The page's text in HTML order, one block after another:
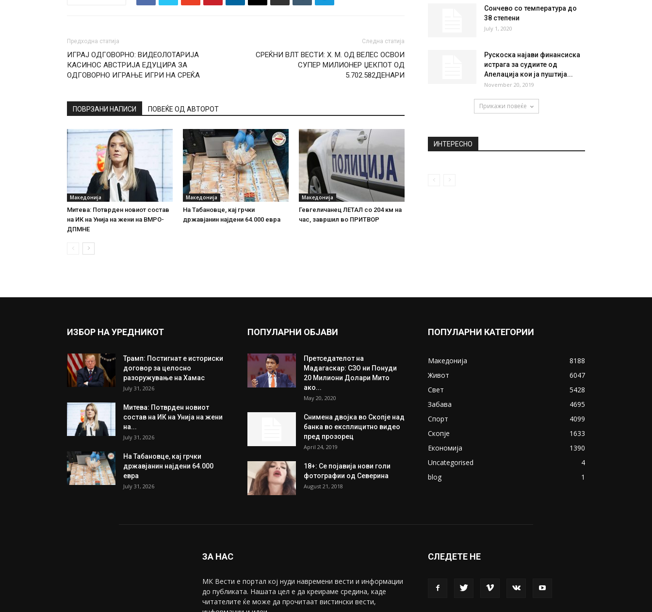
Предходна статија
ИГРАЈ ОДГОВОРНО: ВИДЕОЛОТАРИЈА
КАСИНОС АВСТРИЈА ЕДУЦИРА ЗА
ОДГОВОРНО ИГРАЊЕ ИГРИ НА СРЕЌА
Следна статија
СРЕЌНИ ВЛТ ВЕСТИ: Х. М. ОД ВЕЛЕС ОСВОИ
СУПЕР МИЛИОНЕР ЏЕКПОТ ОД
5.702.582ДЕНАРИ
ПОВРЗАНИ НАПИСИ ПОВЕЌЕ ОД АВТОРОТ
Македонија
Митева: Потврден новиот состав
на ИК на Унија на жени на ВМРО-
ДПМНЕ
Македонија
На Табановце, кај грчки
државјанин најдени 64.000 евра
Македонија
Гевгеличанец ЛЕТАЛ со 204 км на
час, завршил во ПРИТВОР
Сончево со температура до
38 степени
July 1, 2020
Рускоска најави финансиска
истрага за судиите од
Апелација кои ја пуштија...
November 20, 2019
Прикажи повеќе
ИНТЕРЕСНО
ИЗБОР НА УРЕДНИКОТ
Трамп: Постигнат е историски
договор за целосно
разоружување на Хамас
July 31, 2026
Митева: Потврден новиот
состав на ИК на Унија на жени
на...
July 31, 2026
На Табановце, кај грчки
државјанин најдени 64.000
евра
July 31, 2026
ПОПУЛАРНИ ОБЈАВИ
Претседателот на
Мадагаскар: СЗО ни Понуди
20 Милиони Долари Мито
ако...
May 20, 2020
Снимена двојка во Скопје над
банка во експлицитно видео
пред прозорец
April 24, 2019
18+: Се појавија нови голи
фотографии од Северина
August 21, 2018
ПОПУЛАРНИ КАТЕГОРИИ
Македонија
8188
Живот
6047
Свет
5428
Забава
4695
Спорт
4099
Скопје
1633
Економија
1390
Uncategorised
4
blog
1
ЗА НАС
МК Вести е портал коj нуди навремени вести и информации
до публиката. Нашата цел е да креираме средина, каде
читателите ќе може да прочитаат вистински вести,
СЛЕДЕТЕ НЕ